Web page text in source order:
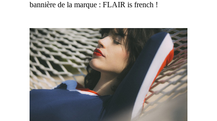
bannière de la marque : FLAIR is french !